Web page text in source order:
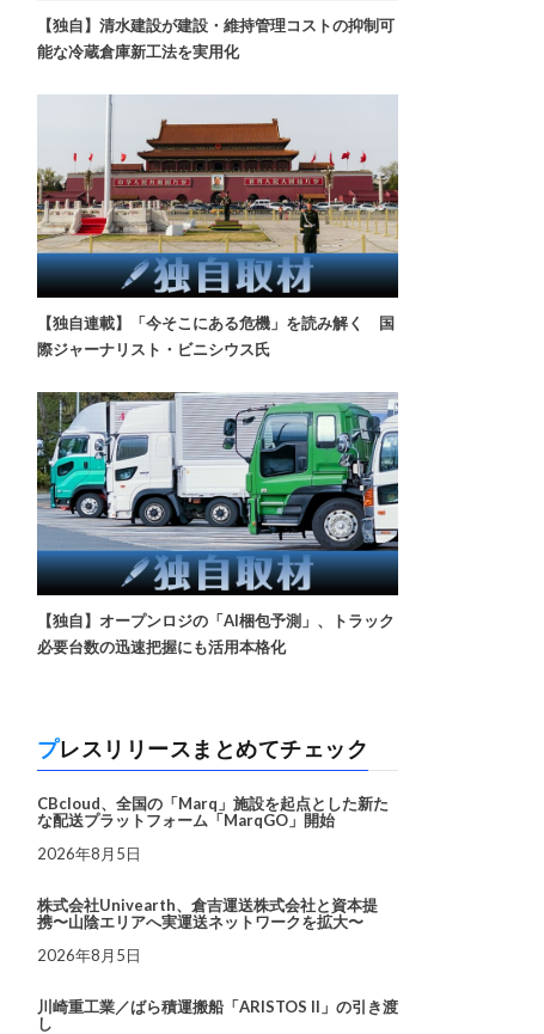
【独自】清水建設が建設・維持管理コストの抑制可
能な冷蔵倉庫新工法を実用化
【独自連載】「今そこにある危機」を読み解く 国
際ジャーナリスト・ビニシウス氏
【独自】オープンロジの「AI梱包予測」、トラック
必要台数の迅速把握にも活用本格化
プレスリリースまとめてチェック
CBcloud、全国の「Marq」施設を起点とした新た
な配送プラットフォーム「MarqGO」開始
2026年8月5日
株式会社Univearth、倉吉運送株式会社と資本提
携〜山陰エリアへ実運送ネットワークを拡大〜
2026年8月5日
川崎重工業／ばら積運搬船「ARISTOS II」の引き渡
し